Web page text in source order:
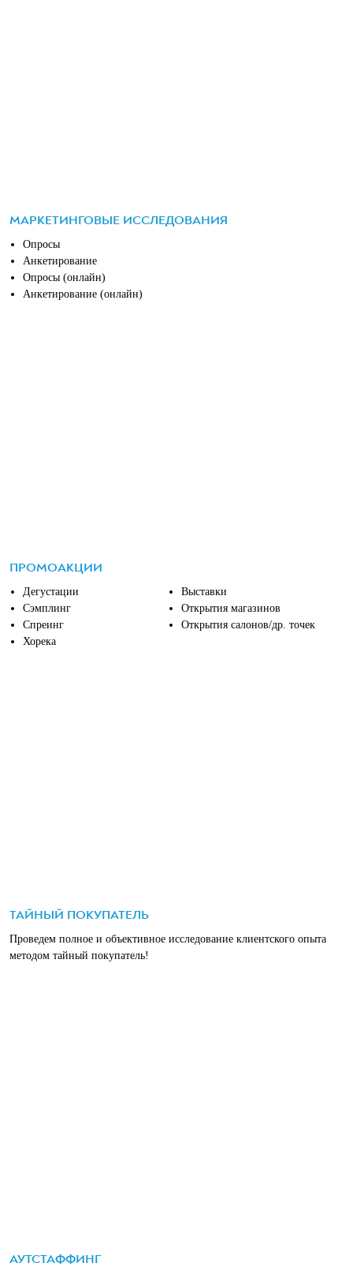
МАРКЕТИНГОВЫЕ ИССЛЕДОВАНИЯ
Опросы
Анкетирование
Опросы (онлайн)
Анкетирование (онлайн)
ПРОМОАКЦИИ
Дегустации
Сэмплинг
Спреинг
Хорека
Выставки
Открытия магазинов
Открытия салонов/др. точек
ТАЙНЫЙ ПОКУПАТЕЛЬ
Проведем полное и объективное исследование клиентского опыта
методом тайный покупатель!
АУТСТАФФИНГ